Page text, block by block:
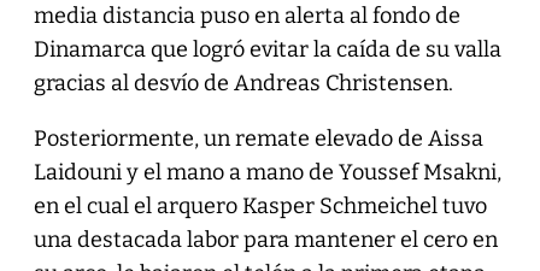
media distancia puso en alerta al fondo de
Dinamarca que logró evitar la caída de su valla
gracias al desvío de Andreas Christensen.
Posteriormente, un remate elevado de Aissa
Laidouni y el mano a mano de Youssef Msakni,
en el cual el arquero Kasper Schmeichel tuvo
una destacada labor para mantener el cero en